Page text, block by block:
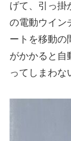
げて、引っ掛
の電動ウイン
ートを移動の
がかかると自
ってしまわな